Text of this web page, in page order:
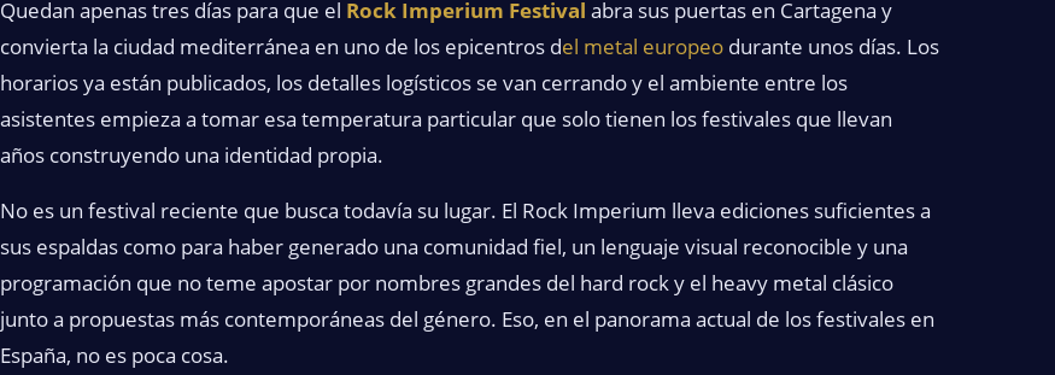
Quedan apenas tres días para que el Rock Imperium Festival abra sus puertas en Cartagena y
convierta la ciudad mediterránea en uno de los epicentros del metal europeo durante unos días. Los
horarios ya están publicados, los detalles logísticos se van cerrando y el ambiente entre los
asistentes empieza a tomar esa temperatura particular que solo tienen los festivales que llevan
años construyendo una identidad propia.
No es un festival reciente que busca todavía su lugar. El Rock Imperium lleva ediciones suficientes a
sus espaldas como para haber generado una comunidad fiel, un lenguaje visual reconocible y una
programación que no teme apostar por nombres grandes del hard rock y el heavy metal clásico
junto a propuestas más contemporáneas del género. Eso, en el panorama actual de los festivales en
España, no es poca cosa.